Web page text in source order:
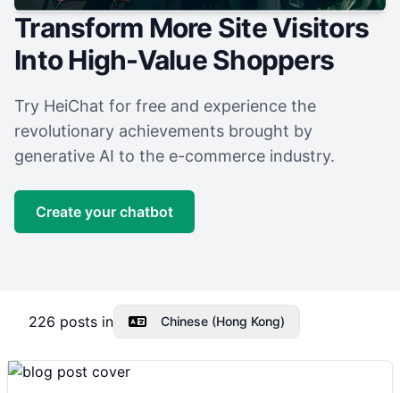
Transform More Site Visitors
Into High-Value Shoppers
Try HeiChat for free and experience the
revolutionary achievements brought by
generative AI to the e-commerce industry.
Create your chatbot
226 posts in Chinese (Hong Kong)